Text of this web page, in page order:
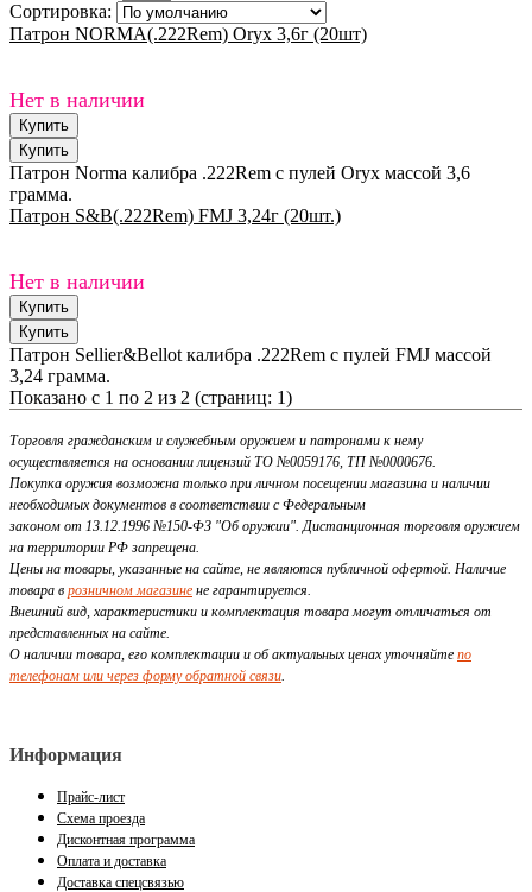
Сортировка:
Патрон NORMA(.222Rem) Oryx 3,6г (20шт)
Нет в наличии
Патрон Norma калибра .222Rem с пулей Oryx массой 3,6
грамма.
Патрон S&B(.222Rem) FMJ 3,24г (20шт.)
Нет в наличии
Патрон Sellier&Bellot калибра .222Rem с пулей FMJ массой
3,24 грамма.
Показано с 1 по 2 из 2 (страниц: 1)
Торговля гражданским и служебным оружием и патронами к нему
осуществляется на основании лицензий ТО №0059176, ТП №0000676.
Покупка оружия возможна только при личном посещении магазина и наличии
необходимых документов в соответствии с Федеральным
законом от 13.12.1996 №150-ФЗ "Об оружии". Дистанционная торговля оружием
на территории РФ запрещена.
Цены на товары, указанные на сайте, не являются публичной офертой. Наличие
товара в розничном магазине не гарантируется.
Внешний вид, характеристики и комплектация товара могут отличаться от
представленных на сайте.
О наличии товара, его комплектации и об актуальных ценах уточняйте по
телефонам или через форму обратной связи.
Информация
Прайс-лист
Схема проезда
Дисконтная программа
Оплата и доставка
Доставка спецсвязью